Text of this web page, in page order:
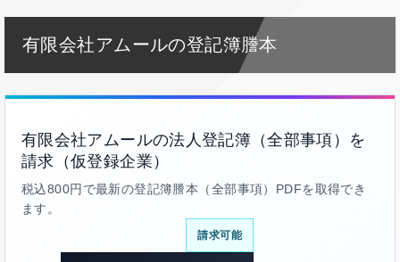
有限会社アムールの登記簿謄本
有限会社アムールの法人登記簿（全部事項）を
請求（仮登録企業）
税込800円で最新の登記簿謄本（全部事項）PDFを取得でき
ます。
請求可能